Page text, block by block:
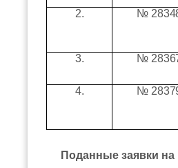
2.
№
3.
№
4. №
Поданные заявки на